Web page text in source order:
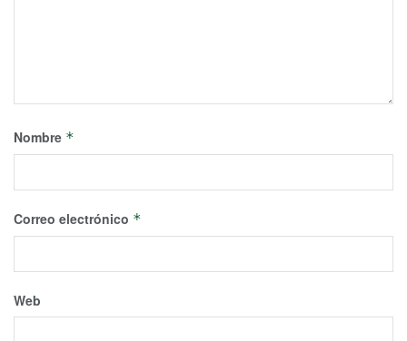
Nombre *
Correo electrónico *
Web